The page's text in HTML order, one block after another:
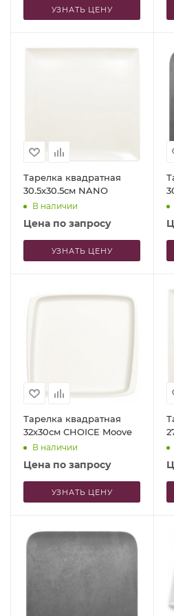
УЗНАТЬ ЦЕНУ
Тарелка квадратная
30.5x30.5см NANO
В наличии
Цена по запросу
УЗНАТЬ ЦЕНУ
Тарелка квадратная
32x30см CHOICE Moove
В наличии
Цена по запросу
УЗНАТЬ ЦЕНУ